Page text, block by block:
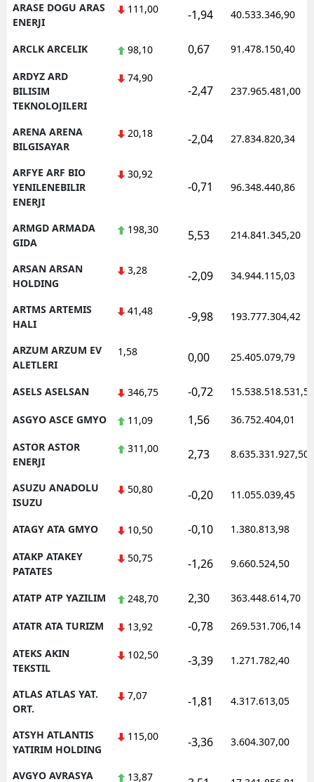
ARASE DOGU ARAS
ENERJI
111,00 -1,94 40.533.346,90
ARCLK ARCELIK 98,10 0,67 91.478.150,40
ARDYZ ARD
BILISIM
TEKNOLOJILERI
74,90
-2,47 237.965.481,00
ARENA ARENA
BILGISAYAR
20,18 -2,04 27.834.820,34
ARFYE ARF BIO
YENILENEBILIR
ENERJI
30,92
-0,71 96.348.440,86
ARMGD ARMADA
GIDA
198,30 5,53 214.841.345,20
ARSAN ARSAN
HOLDING
3,28 -2,09 34.944.115,03
ARTMS ARTEMIS
HALI
41,48 -9,98 193.777.304,42
ARZUM ARZUM EV
ALETLERI
1,58 0,00 25.405.079,79
ASELS ASELSAN 346,75 -0,72 15.538.518.531,50
ASGYO ASCE GMYO 11,09 1,56 36.752.404,01
ASTOR ASTOR
ENERJI
311,00 2,73 8.635.331.927,50
ASUZU ANADOLU
ISUZU
50,80 -0,20 11.055.039,45
ATAGY ATA GMYO 10,50 -0,10 1.380.813,98
ATAKP ATAKEY
PATATES
50,75 -1,26 9.660.524,50
ATATP ATP YAZILIM 248,70 2,30 363.448.614,70
ATATR ATA TURIZM 13,92 -0,78 269.531.706,14
ATEKS AKIN
TEKSTIL
102,50 -3,39 1.271.782,40
ATLAS ATLAS YAT.
ORT.
7,07 -1,81 4.317.613,05
ATSYH ATLANTIS
YATIRIM HOLDING
115,00 -3,36 3.604.307,00
AVGYO AVRASYA 13,87